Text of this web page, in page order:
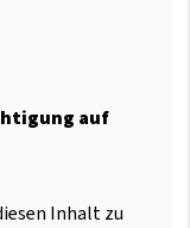
auf
Inhalt zu